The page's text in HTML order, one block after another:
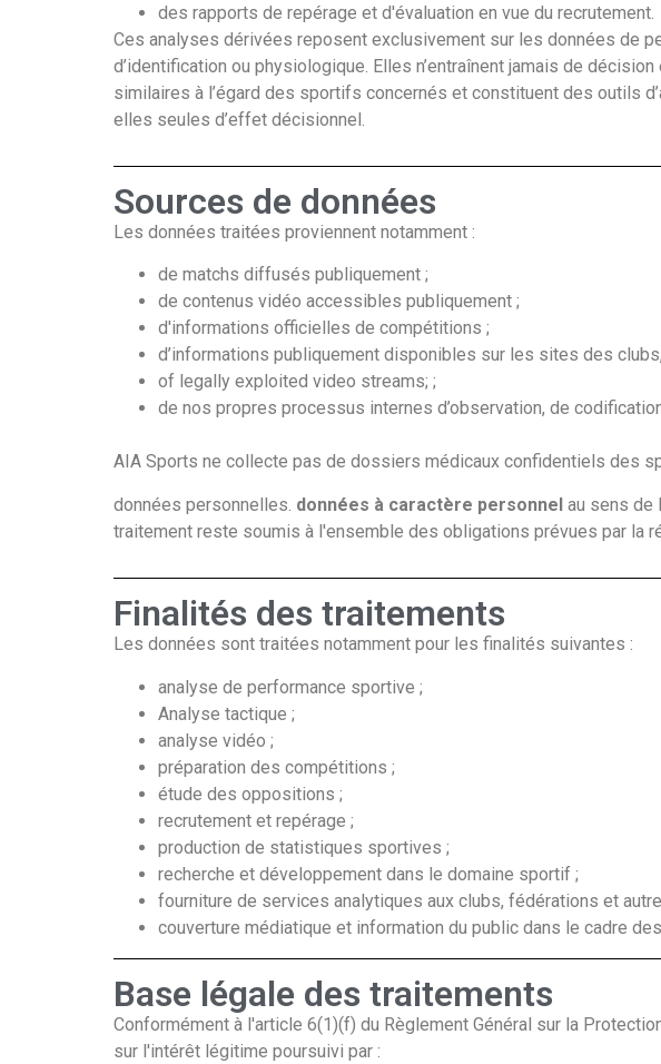
des rapports de repérage et d'évaluation en vue du recrutement.
Ces analyses dérivées reposent exclusivement sur les données de
d’identification ou physiologique. Elles n’entraînent jamais de
similaires à l’égard des sportifs concernés et constituent des outils
elles seules d’effet décisionnel.
Sources de données
Les données traitées proviennent notamment :
de matchs diffusés publiquement ;
de contenus vidéo accessibles publiquement ;
d'informations officielles de compétitions ;
d’informations publiquement disponibles sur les sites des
of legally exploited video streams; ;
de nos propres processus internes d’observation, de
AIA Sports ne collecte pas de dossiers médicaux confidentiels des
données personnelles. données à caractère personnel au sens de
traitement reste soumis à l'ensemble des obligations prévues par la
Finalités des traitements
Les données sont traitées notamment pour les finalités suivantes :
analyse de performance sportive ;
Analyse tactique ;
analyse vidéo ;
préparation des compétitions ;
étude des oppositions ;
recrutement et repérage ;
production de statistiques sportives ;
recherche et développement dans le domaine sportif ;
fourniture de services analytiques aux clubs, fédérations et
couverture médiatique et information du public dans le cadre
Base légale des traitements
Conformément à l'article 6(1)(f) du Règlement Général sur la
sur l'intérêt légitime poursuivi par :